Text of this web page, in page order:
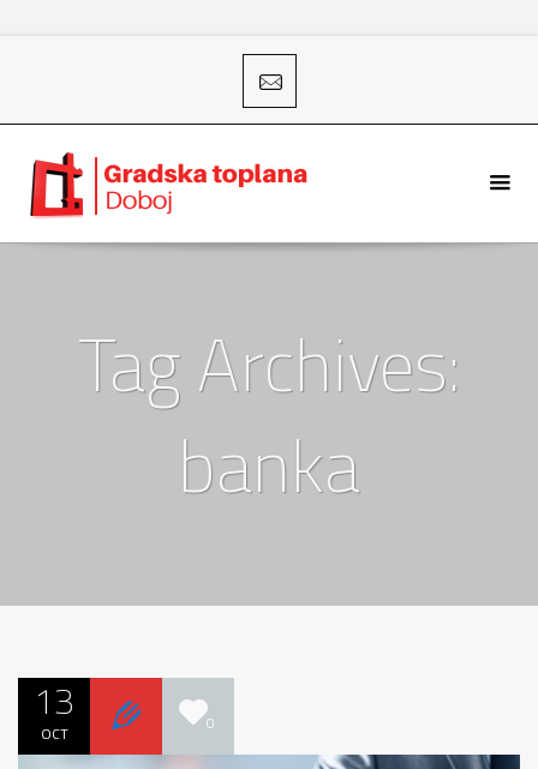
Tag Archives:
banka
13
OCT 0